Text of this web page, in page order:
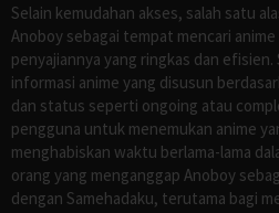
Selain kemudahan akses, salah satu
Anoboy sebagai tempat mencari
penyajiannya yang ringkas dan
informasi anime yang disusun
dan status seperti ongoing atau
pengguna untuk menemukan anime
menghabiskan waktu berlama-lama
orang yang menganggap Anoboy
dengan Samehadaku, terutama bagi